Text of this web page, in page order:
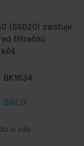
(SS020) zaisťuje
filtračnú
BK1634
BRILIX
u vás